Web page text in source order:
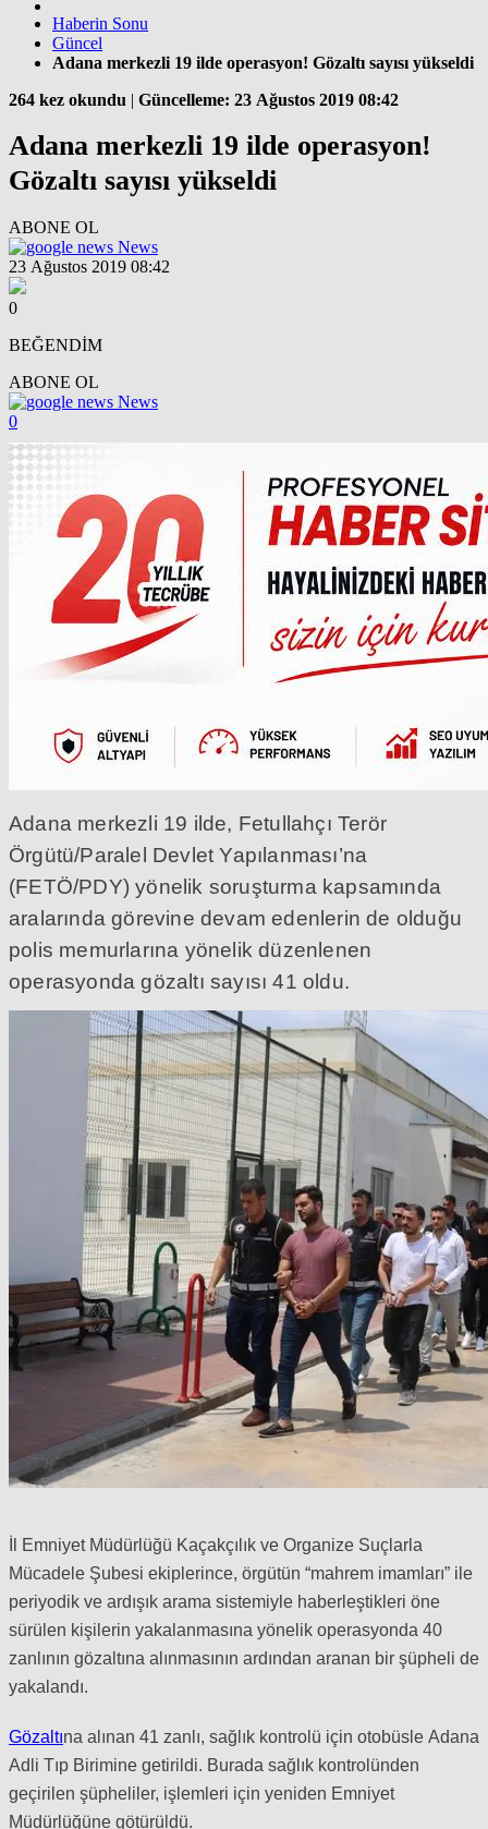
Haberin Sonu
Güncel
Adana merkezli 19 ilde operasyon! Gözaltı sayısı yükseldi
264 kez okundu | Güncelleme: 23 Ağustos 2019 08:42
Adana merkezli 19 ilde operasyon!
Gözaltı sayısı yükseldi
ABONE OL
News
23 Ağustos 2019 08:42
0
BEĞENDİM
ABONE OL
News
0
Adana merkezli 19 ilde, Fetullahçı Terör
Örgütü/Paralel Devlet Yapılanması’na
(FETÖ/PDY) yönelik soruşturma kapsamında
aralarında görevine devam edenlerin de olduğu
polis memurlarına yönelik düzenlenen
operasyonda gözaltı sayısı 41 oldu.
İl Emniyet Müdürlüğü Kaçakçılık ve Organize Suçlarla
Mücadele Şubesi ekiplerince, örgütün “mahrem imamları” ile
periyodik ve ardışık arama sistemiyle haberleştikleri öne
sürülen kişilerin yakalanmasına yönelik operasyonda 40
zanlının gözaltına alınmasının ardından aranan bir şüpheli de
yakalandı.
Gözaltına alınan 41 zanlı, sağlık kontrolü için otobüsle Adana
Adli Tıp Birimine getirildi. Burada sağlık kontrolünden
geçirilen şüpheliler, işlemleri için yeniden Emniyet
Müdürlüğüne götürüldü.